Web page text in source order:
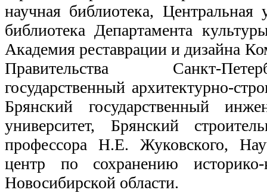
научная библиотека, Центральная
библиотека Департамента
Академия реставрации и дизайна
Правительства Санкт-
государственный архитектурно-
Брянский государственный
университет, Брянский
профессора Н.Е. Жуковского,
центр по сохранению историко-
Новосибирской области.